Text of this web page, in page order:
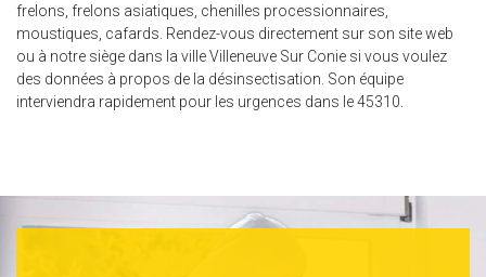
frelons, frelons asiatiques, chenilles processionnaires,
moustiques, cafards. Rendez-vous directement sur son site web
ou à notre siège dans la ville Villeneuve Sur Conie si vous voulez
des données à propos de la désinsectisation. Son équipe
interviendra rapidement pour les urgences dans le 45310.